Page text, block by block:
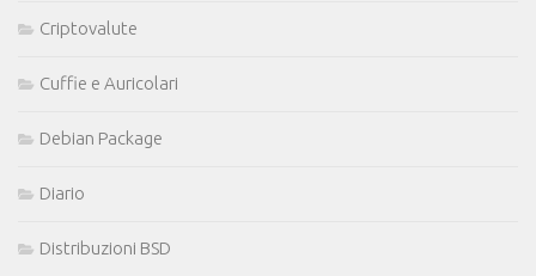
Criptovalute
Cuffie e Auricolari
Debian Package
Diario
Distribuzioni BSD